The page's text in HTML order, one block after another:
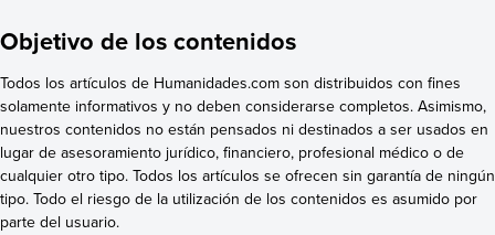
Objetivo de los contenidos
Todos los artículos de Humanidades.com son distribuidos con fines
solamente informativos y no deben considerarse completos. Asimismo,
nuestros contenidos no están pensados ni destinados a ser usados en
lugar de asesoramiento jurídico, financiero, profesional médico o de
cualquier otro tipo. Todos los artículos se ofrecen sin garantía de ningún
tipo. Todo el riesgo de la utilización de los contenidos es asumido por
parte del usuario.